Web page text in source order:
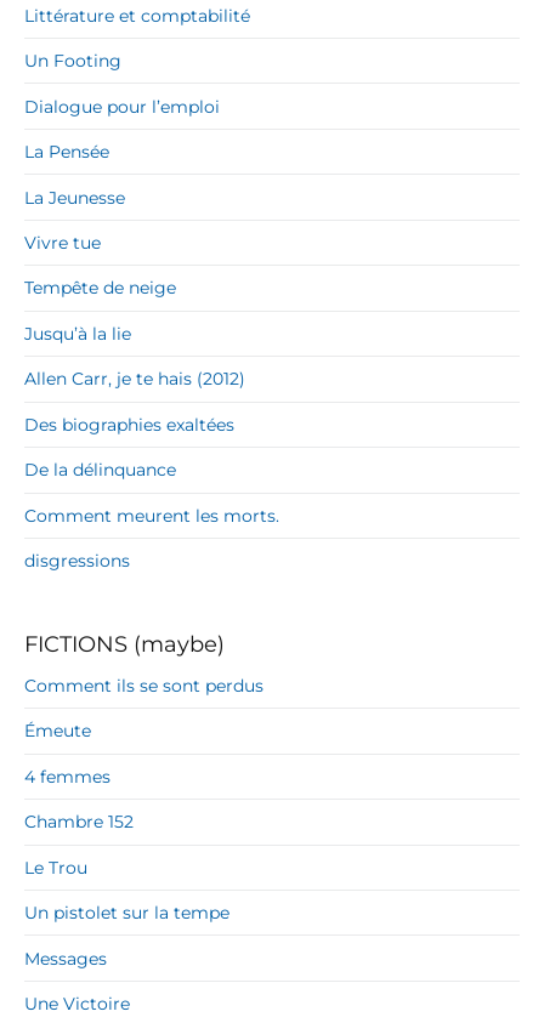
Littérature et comptabilité
Un Footing
Dialogue pour l’emploi
La Pensée
La Jeunesse
Vivre tue
Tempête de neige
Jusqu’à la lie
Allen Carr, je te hais (2012)
Des biographies exaltées
De la délinquance
Comment meurent les morts.
disgressions
FICTIONS (maybe)
Comment ils se sont perdus
Émeute
4 femmes
Chambre 152
Le Trou
Un pistolet sur la tempe
Messages
Une Victoire